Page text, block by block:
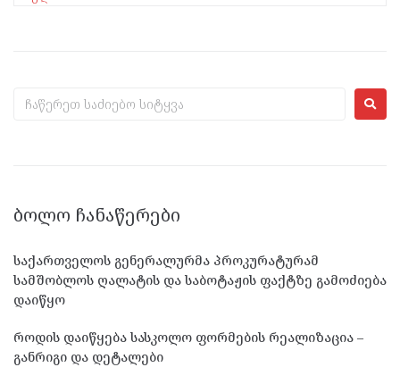
ᲑᲝᲚᲝ ᲩᲐᲜᲐᲬᲔᲠᲔᲑᲘ
საქართველოს გენერალურმა პროკურატურამ
სამშობლოს ღალატის და საბოტაჟის ფაქტზე გამოძიება
დაიწყო
როდის დაიწყება სასკოლო ფორმების რეალიზაცია –
განრიგი და დეტალები